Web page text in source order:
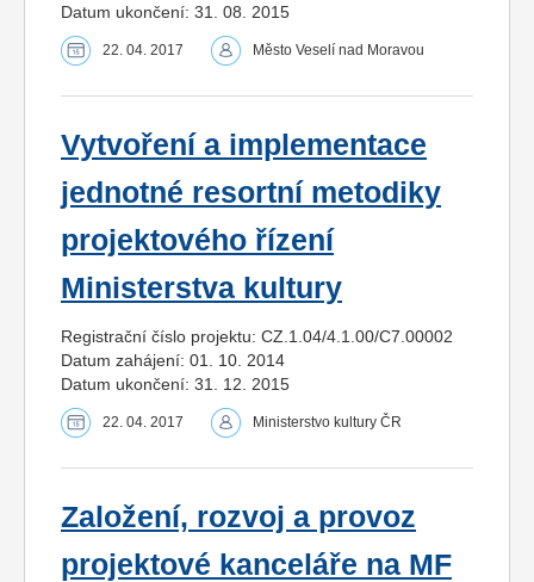
Datum ukončení: 31. 08. 2015
22. 04. 2017 Město Veselí nad Moravou
Vytvoření a implementace
jednotné resortní metodiky
projektového řízení
Ministerstva kultury
Registrační číslo projektu: CZ.1.04/4.1.00/C7.00002
Datum zahájení: 01. 10. 2014
Datum ukončení: 31. 12. 2015
22. 04. 2017 Ministerstvo kultury ČR
Založení, rozvoj a provoz
projektové kanceláře na MF